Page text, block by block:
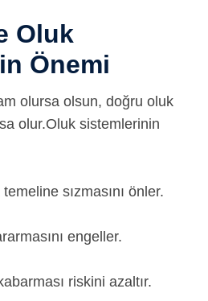
Oluk
Önemi
olursa olsun, doğru oluk
olur.Oluk sistemlerinin
sızmasını önler.
engeller.
riskini azaltır.